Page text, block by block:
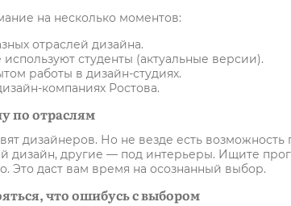
на несколько моментов:
отраслей дизайна.
студенты (актуальные версии).
работы в дизайн-студиях.
компаниях Ростова.
по отраслям
дизайнеров. Но не везде есть
дизайн, другие — под интерьеры. Ищите
Это даст вам время на осознанный выбор.
что ошибусь с выбором